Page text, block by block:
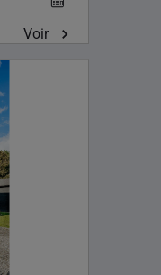
Voir